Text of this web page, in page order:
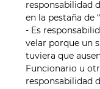
responsabilidad
en la pestaña de
- Es
velar porque un
tuviera que
Funcionario u
responsabilidad